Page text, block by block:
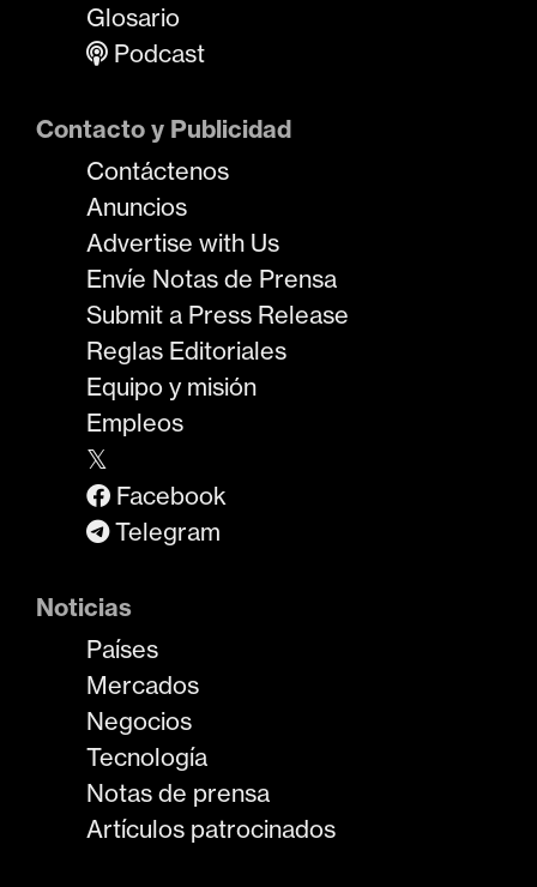
Glosario
Podcast
Contacto y Publicidad
Contáctenos
Anuncios
Advertise with Us
Envíe Notas de Prensa
Submit a Press Release
Reglas Editoriales
Equipo y misión
Empleos
𝕏
Facebook
Telegram
Noticias
Países
Mercados
Negocios
Tecnología
Notas de prensa
Artículos patrocinados